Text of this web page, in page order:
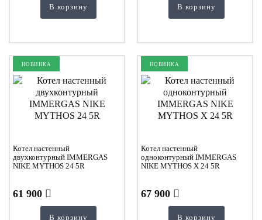
В корзину В корзину
НОВИНКА
Котел настенный
двухконтурный IMMERGAS
NIKE MYTHOS 24 5R
61 900
В корзину
НОВИНКА
Котел настенный
одноконтурный IMMERGAS
NIKE MYTHOS Х 24 5R
67 900
В корзину